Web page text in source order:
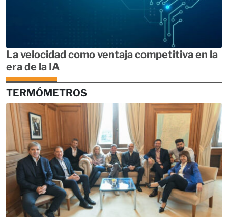
La velocidad como ventaja competitiva en la
era de la IA
TERMÓMETROS